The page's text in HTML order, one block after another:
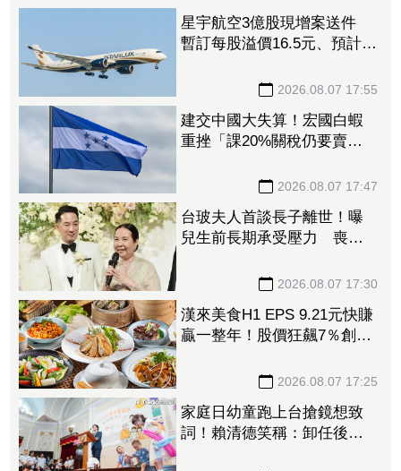
星宇航空3億股現增案送件
暫訂每股溢價16.5元、預計募
2026.08.07 17:55
建交中國大失算！宏國白蝦
重挫「課20%關稅仍要賣台
2026.08.07 17:47
台玻夫人首談長子離世！曝
兒生前長期承受壓力 喪子
2026.08.07 17:30
漢來美食H1 EPS 9.21元快賺
贏一整年！股價狂飆7％創3
2026.08.07 17:25
家庭日幼童跑上台搶鏡想致
詞！賴清德笑稱：卸任後再